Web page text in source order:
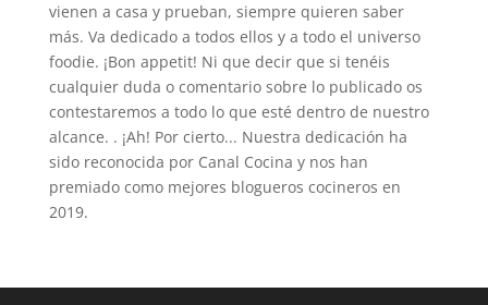
vienen a casa y prueban, siempre quieren saber
más. Va dedicado a todos ellos y a todo el universo
foodie. ¡Bon appetit! Ni que decir que si tenéis
cualquier duda o comentario sobre lo publicado os
contestaremos a todo lo que esté dentro de nuestro
alcance. . ¡Ah! Por cierto... Nuestra dedicación ha
sido reconocida por Canal Cocina y nos han
premiado como mejores blogueros cocineros en
2019.